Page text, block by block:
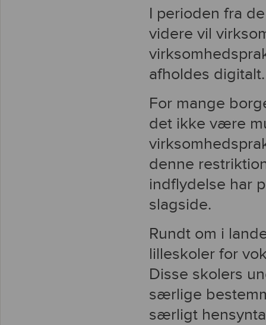
I perioden fra
videre vil
afholdes digitalt.
For mange
det ikke være
denne
indflydelse har
slagside.
Rundt om i
lilleskoler for
Disse skolers
særlige
særligt